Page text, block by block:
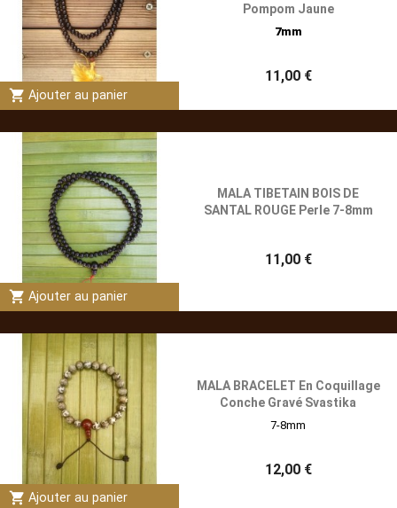
shopping_cart Ajouter au panier
Pompom Jaune
7mm
11,00 €
shopping_cart Ajouter au panier
MALA TIBETAIN BOIS DE
SANTAL ROUGE Perle 7-8mm
11,00 €
shopping_cart Ajouter au panier
MALA BRACELET En Coquillage
Conche Gravé Svastika
7-8mm
12,00 €